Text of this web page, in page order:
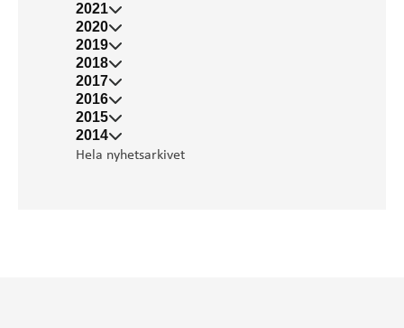
2021
2020
2019
2018
2017
2016
2015
2014
Hela nyhetsarkivet